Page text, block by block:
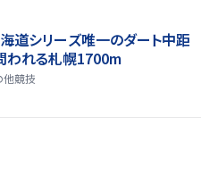
海道シリーズ唯一のダート中距
われる札幌1700m
他競技